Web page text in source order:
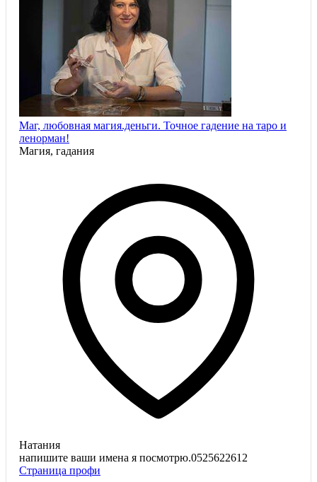
Маг, любовная магия.деньги. Точное гадение на таро и
ленорман!
Магия, гадания
Натания
напишите ваши имена я посмотрю.0525622612
Страница профи